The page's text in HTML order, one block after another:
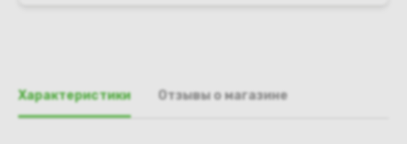
Характеристики Отзывы о магазине